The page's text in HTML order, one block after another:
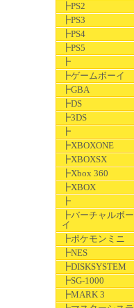
┣PS2
┣PS3
┣PS4
┣PS5
┣
┣ゲームボーイ
┣GBA
┣DS
┣3DS
┣
┣XBOXONE
┣XBOXSX
┣Xbox 360
┣XBOX
┣
┣バーチャルボー
イ
┣ポケモンミニ
┣NES
┣DISKSYSTEM
┣SG-1000
┣MARK 3